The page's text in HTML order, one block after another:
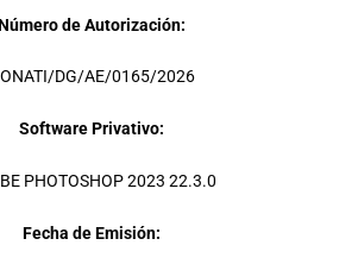
de Autorización:
DG/AE/0165/2026
Software Privativo:
PHOTOSHOP 2023 22.3.0
Fecha de Emisión: